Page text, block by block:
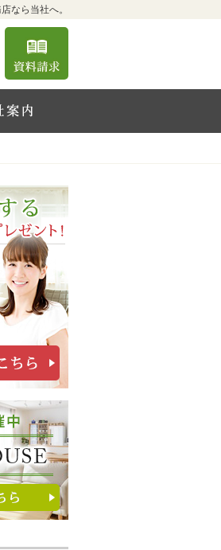
なら当社へ。
9410
9:00～18:00 定休日：日曜日